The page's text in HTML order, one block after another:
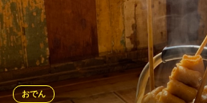
当店自慢のこだわりのおでんは自家
くり煮込み、滲み出る旨みは上品で
けます。
本格炉端焼きと旨いおでん 全席
おでん